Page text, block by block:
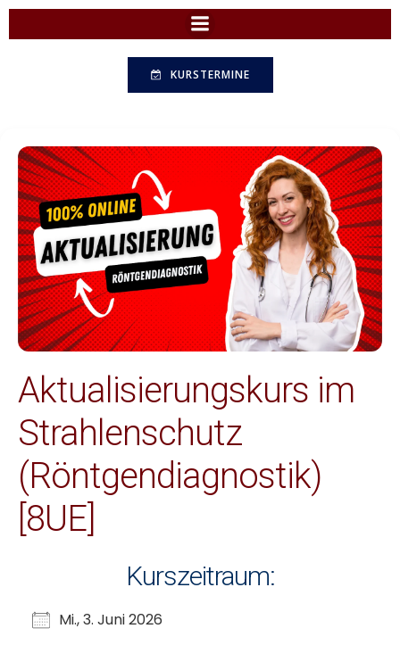
Zum
Inhalt
KURSTERMINE
Aktualisierungskurs im
Strahlenschutz
(Röntgendiagnostik)
[8UE]
Kurszeitraum:
Mi., 3. Juni 2026